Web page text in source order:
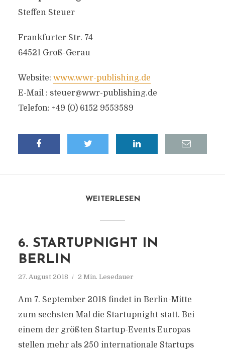
Steffen Steuer
Frankfurter Str. 74
64521 Groß-Gerau
Website: www.wwr-publishing.de
E-Mail : steuer@wwr-publishing.de
Telefon: +49 (0) 6152 9553589
WEITERLESEN
6. STARTUPNIGHT IN
BERLIN
27. August 2018 2 Min. Lesedauer
Am 7. September 2018 findet in Berlin-Mitte
zum sechsten Mal die Startupnight statt. Bei
einem der größten Startup-Events Europas
stellen mehr als 250 internationale Startups